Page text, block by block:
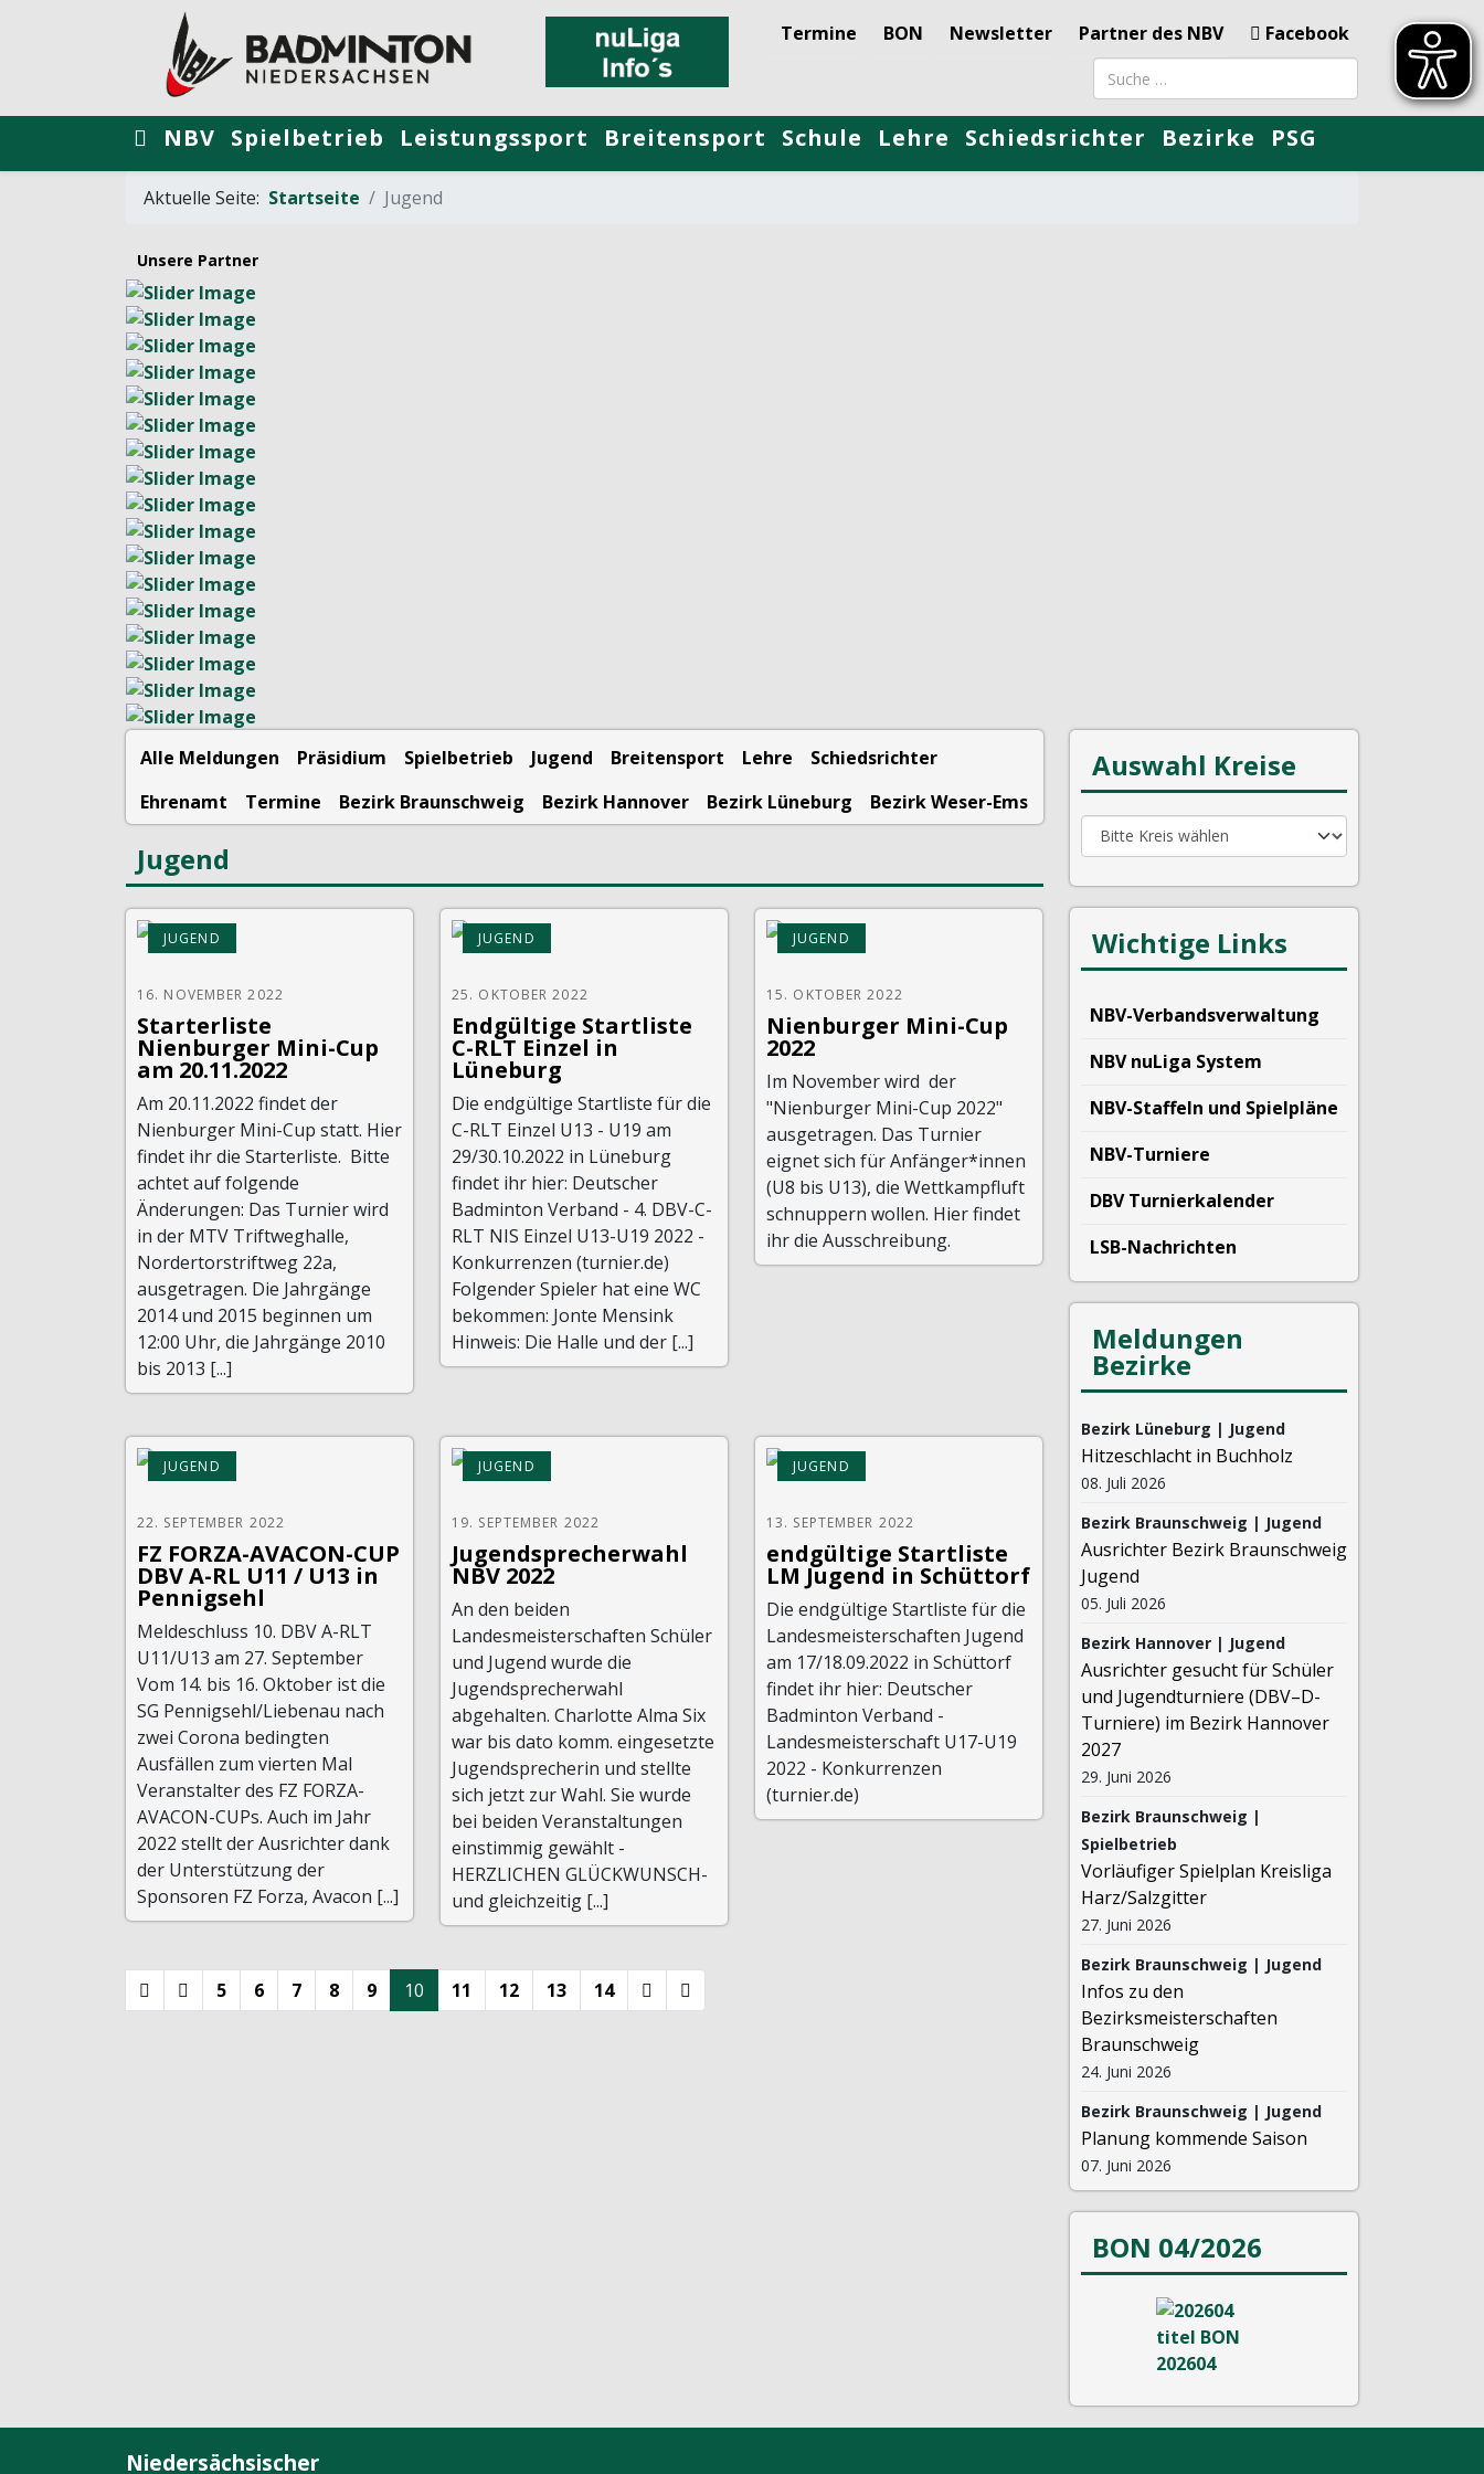
Termine BON Newsletter Partner des NBV
Facebook
Suchbegriff
NBV Spielbetrieb Leistungssport Breitensport Schule Lehre Schiedsrichter Bezirke PSG
Aktuelle Seite: Startseite Jugend
Unsere Partner
Alle Meldungen Präsidium Spielbetrieb Jugend Breitensport Lehre
Schiedsrichter
Ehrenamt
Termine Bezirk Braunschweig Bezirk Hannover Bezirk Lüneburg Bezirk Weser-Ems
Jugend
JUGEND
16. NOVEMBER 2022
Starterliste
Nienburger Mini-Cup
am 20.11.2022
Am 20.11.2022 findet der
Nienburger Mini-Cup statt. Hier
findet ihr die Starterliste. Bitte
achtet auf folgende
Änderungen: Das Turnier wird
in der MTV Triftweghalle,
Nordertorstriftweg 22a,
ausgetragen. Die Jahrgänge
2014 und 2015 beginnen um
12:00 Uhr, die Jahrgänge 2010
bis 2013 [...]
JUGEND
25. OKTOBER 2022
Endgültige Startliste
C-RLT Einzel in
Lüneburg
Die endgültige Startliste für die
C-RLT Einzel U13 - U19 am
29/30.10.2022 in Lüneburg
findet ihr hier: Deutscher
Badminton Verband - 4. DBV-C-
RLT NIS Einzel U13-U19 2022 -
Konkurrenzen (turnier.de)
Folgender Spieler hat eine WC
bekommen: Jonte Mensink
Hinweis: Die Halle und der [...]
JUGEND
15. OKTOBER 2022
Nienburger Mini-Cup
2022
Im November wird der
"Nienburger Mini-Cup 2022"
ausgetragen. Das Turnier
eignet sich für Anfänger*innen
(U8 bis U13), die Wettkampfluft
schnuppern wollen. Hier findet
ihr die Ausschreibung.
JUGEND
22. SEPTEMBER 2022
FZ FORZA-AVACON-CUP
DBV A-RL U11 / U13 in
Pennigsehl
Meldeschluss 10. DBV A-RLT
U11/U13 am 27. September
Vom 14. bis 16. Oktober ist die
SG Pennigsehl/Liebenau nach
zwei Corona bedingten
Ausfällen zum vierten Mal
Veranstalter des FZ FORZA-
AVACON-CUPs. Auch im Jahr
2022 stellt der Ausrichter dank
der Unterstützung der
Sponsoren FZ Forza, Avacon [...]
JUGEND
19. SEPTEMBER 2022
Jugendsprecherwahl
NBV 2022
An den beiden
Landesmeisterschaften Schüler
und Jugend wurde die
Jugendsprecherwahl
abgehalten. Charlotte Alma Six
war bis dato komm. eingesetzte
Jugendsprecherin und stellte
sich jetzt zur Wahl. Sie wurde
bei beiden Veranstaltungen
einstimmig gewählt -
HERZLICHEN GLÜCKWUNSCH-
und gleichzeitig [...]
JUGEND
13. SEPTEMBER 2022
endgültige Startliste
LM Jugend in Schüttorf
Die endgültige Startliste für die
Landesmeisterschaften Jugend
am 17/18.09.2022 in Schüttorf
findet ihr hier: Deutscher
Badminton Verband -
Landesmeisterschaft U17-U19
2022 - Konkurrenzen
(turnier.de)
5 6 7 8 9 10 11 12 13 14
Auswahl Kreise
Wichtige Links
NBV-Verbandsverwaltung
NBV nuLiga System
NBV-Staffeln und Spielpläne
NBV-Turniere
DBV Turnierkalender
LSB-Nachrichten
Meldungen
Bezirke
Bezirk Lüneburg | Jugend
Hitzeschlacht in Buchholz
08. Juli 2026
Bezirk Braunschweig | Jugend
Ausrichter Bezirk Braunschweig
Jugend
05. Juli 2026
Bezirk Hannover | Jugend
Ausrichter gesucht für Schüler
und Jugendturniere (DBV–D-
Turniere) im Bezirk Hannover
2027
29. Juni 2026
Bezirk Braunschweig |
Spielbetrieb
Vorläufiger Spielplan Kreisliga
Harz/Salzgitter
27. Juni 2026
Bezirk Braunschweig | Jugend
Infos zu den
Bezirksmeisterschaften
Braunschweig
24. Juni 2026
Bezirk Braunschweig | Jugend
Planung kommende Saison
07. Juni 2026
BON 04/2026
Niedersächsischer